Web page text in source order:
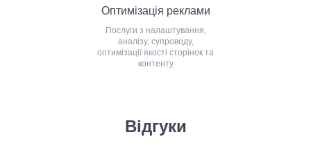
Оптимізація реклами
Послуги з налаштування,
аналізу, супроводу,
оптимізації якості сторінок та
контенту
Відгуки